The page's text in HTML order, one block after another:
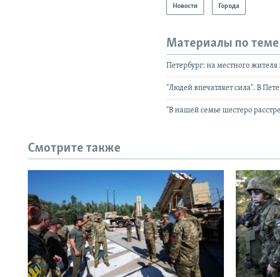
Новости Города
Материалы по теме
Петербург: на местного жителя
"Людей впечатляет сила". В
"В нашей семье шестеро
Смотрите также